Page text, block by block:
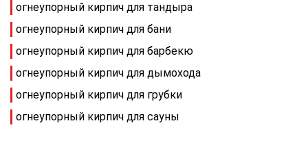
огнеупорный кирпич для тандыра
огнеупорный кирпич для бани
огнеупорный кирпич для барбекю
огнеупорный кирпич для дымохода
огнеупорный кирпич для грубки
огнеупорный кирпич для сауны